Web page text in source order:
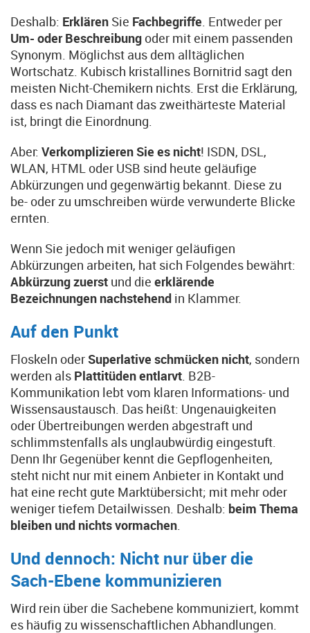
Deshalb: Erklären Sie Fachbegriffe. Entweder per
Um- oder Beschreibungoder mit einem passenden
Synonym. Möglichst aus dem alltäglichen
Wortschatz. Kubisch kristallines Bornitrid sagt den
meisten Nicht-Chemikern nichts. Erst die Erklärung,
dass es nach Diamant das zweithärteste Material
ist, bringt die Einordnung.
Aber: Verkomplizieren Sie es nicht! ISDN, DSL,
WLAN, HTML oder USB sind heute geläufige
Abkürzungen und gegenwärtig bekannt. Diese zu
be- oder zu umschreiben würde verwunderte Blicke
ernten.
Wenn Sie jedoch mit weniger geläufigen
Abkürzungen arbeiten, hat sich Folgendes bewährt:
Abkürzung zuerst und die erklärende
Bezeichnungen nachstehend in Klammer.
Auf den Punkt
Floskeln oderSuperlative schmücken nicht, sondern
werden als Plattitüden entlarvt. B2B-
Kommunikation lebt vom klaren Informations- und
Wissensaustausch. Das heißt: Ungenauigkeiten
oder Übertreibungen werden abgestraft und
schlimmstenfalls als unglaubwürdig eingestuft.
Denn Ihr Gegenüber kennt die Gepflogenheiten,
steht nicht nur mit einem Anbieter in Kontakt und
hat eine recht gute Marktübersicht; mit mehr oder
weniger tiefem Detailwissen. Deshalb: beim Thema
bleiben und nichts vormachen.
Und dennoch: Nicht nur über die
Sach-Ebene kommunizieren
Wird rein über die Sachebene kommuniziert, kommt
es häufig zu wissenschaftlichen Abhandlungen.